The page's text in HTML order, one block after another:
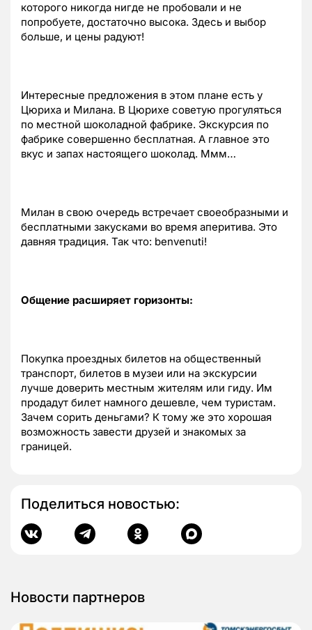
которого никогда нигде не пробовали и не
попробуете, достаточно высока. Здесь и выбор
больше, и цены радуют!
Интересные предложения в этом плане есть у
Цюриха и Милана. В Цюрихе советую прогуляться
по местной шоколадной фабрике. Экскурсия по
фабрике совершенно бесплатная. А главное это
вкус и запах настоящего шоколад. Ммм…
Милан в свою очередь встречает своеобразными и
бесплатными закусками во время аперитива. Это
давняя традиция. Так что: benvenuti!
Общение расширяет горизонты:
Покупка проездных билетов на общественный
транспорт, билетов в музеи или на экскурсии
лучше доверить местным жителям или гиду. Им
продадут билет намного дешевле, чем туристам.
Зачем сорить деньгами? К тому же это хорошая
возможность завести друзей и знакомых за
границей.
Поделиться новостью:
Новости партнеров